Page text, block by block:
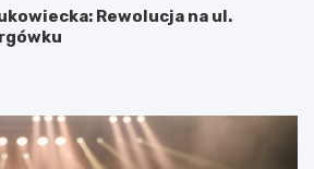
Rewolucja na ul.